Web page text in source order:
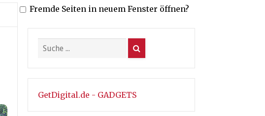
Fremde Seiten in neuem Fenster öffnen?
GetDigital.de - GADGETS